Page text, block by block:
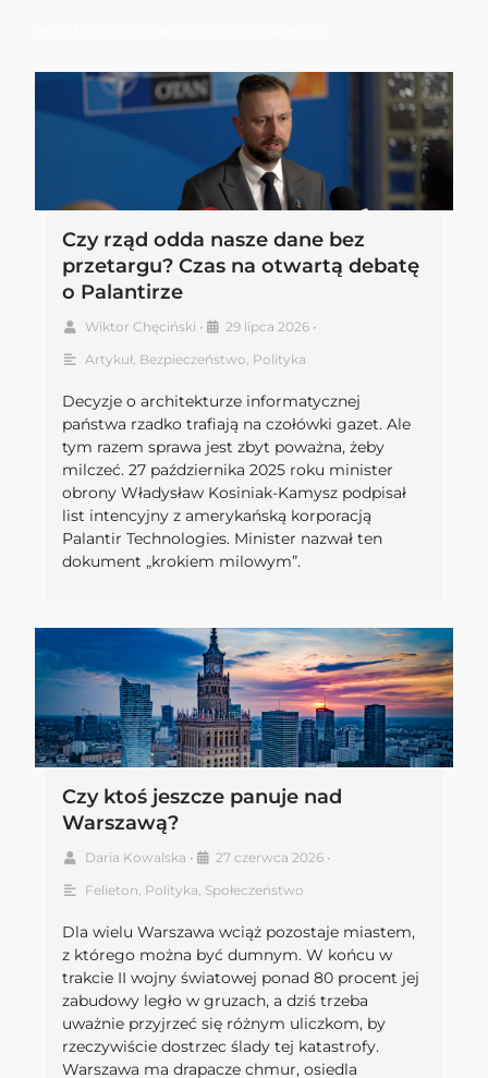
Czy rząd odda nasze dane bez
przetargu? Czas na otwartą debatę
o Palantirze
Wiktor Chęciński • 29 lipca 2026 •
Artykuł, Bezpieczeństwo, Polityka
Decyzje o architekturze informatycznej
państwa rzadko trafiają na czołówki gazet. Ale
tym razem sprawa jest zbyt poważna, żeby
milczeć. 27 października 2025 roku minister
obrony Władysław Kosiniak-Kamysz podpisał
list intencyjny z amerykańską korporacją
Palantir Technologies. Minister nazwał ten
dokument „krokiem milowym”.
Czy ktoś jeszcze panuje nad
Warszawą?
Daria Kowalska • 27 czerwca 2026 •
Felieton Polityka Społeczeństwo
Dla wielu Warszawa wciąż pozostaje miastem,
z którego można być dumnym. W końcu w
trakcie II wojny światowej ponad 80 procent jej
zabudowy legło w gruzach, a dziś trzeba
uważnie przyjrzeć się różnym uliczkom, by
rzeczywiście dostrzec ślady tej katastrofy.
Warszawa ma drapacze chmur, osiedla